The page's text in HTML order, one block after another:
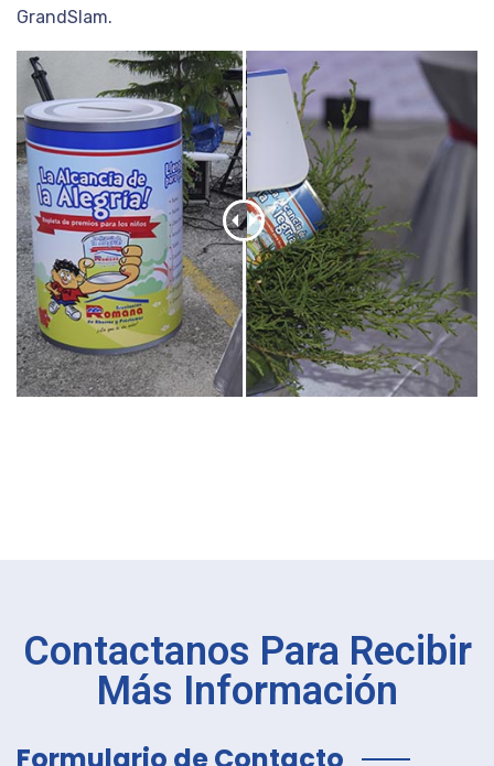
GrandSlam.
Contactanos Para Recibir
Más Información
Formulario de Contacto